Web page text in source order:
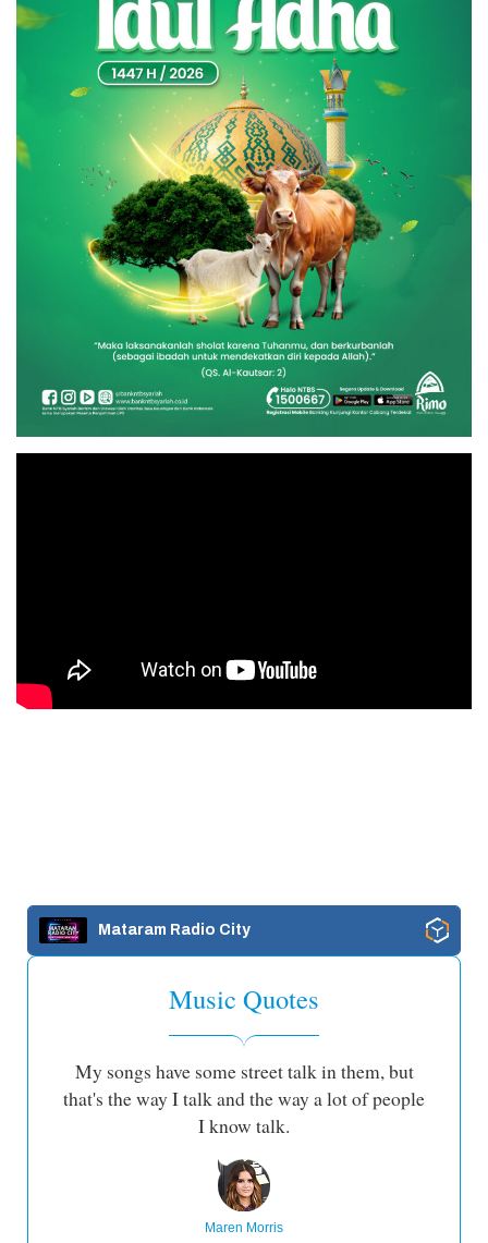
Mataram Radio City
Music Quotes
My songs have some street talk in them, but
that's the way I talk and the way a lot of people
I know talk.
Maren Morris